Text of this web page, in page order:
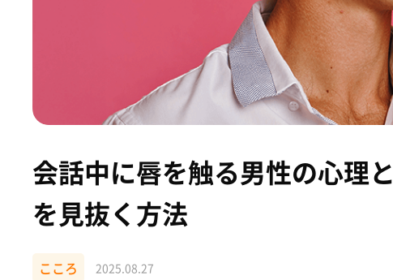
会話中に唇を触る男性の心理
を見抜く方法
こころ 2025.08.27